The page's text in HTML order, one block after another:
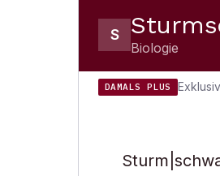
S
Biologie
DAMALS PLUS